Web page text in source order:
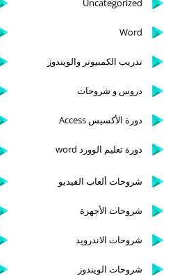
Uncategorized
Word
تدريب الكمبيوتر والويندوز
دروس و شروحات
دورة الأكسيس Access
دورة تعليم الوورد word
شروحات ألعاب الفيديو
شروحات الأجهزة
شروحات الاندرويد
شروحات الويندوز